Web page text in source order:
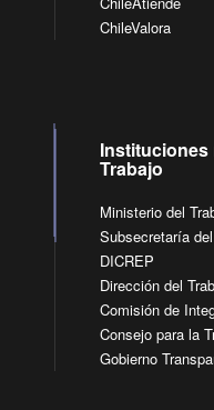
ChileValora
Instituciones
Trabajo
Ministerio del
Subsecretaría
DICREP
Dirección del
Comisión de
Consejo para la
Gobierno